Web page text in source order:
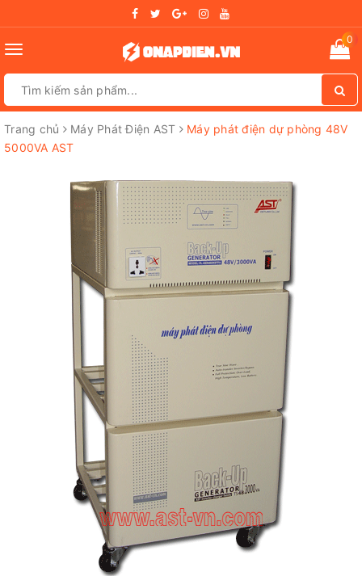
Toggle
0
Trang chủ Máy Phát Điện AST
Máy phát điện dự phòng 48V
5000VA AST